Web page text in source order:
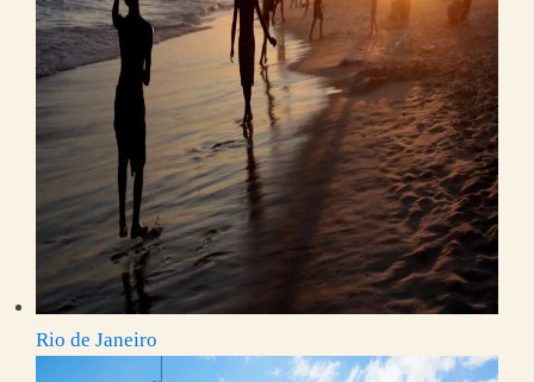
Rio de Janeiro